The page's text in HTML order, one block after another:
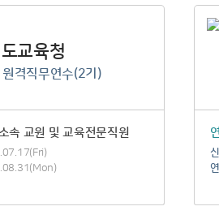
교육청
격직무연수(2기)
속 교원 및 교육전문직원